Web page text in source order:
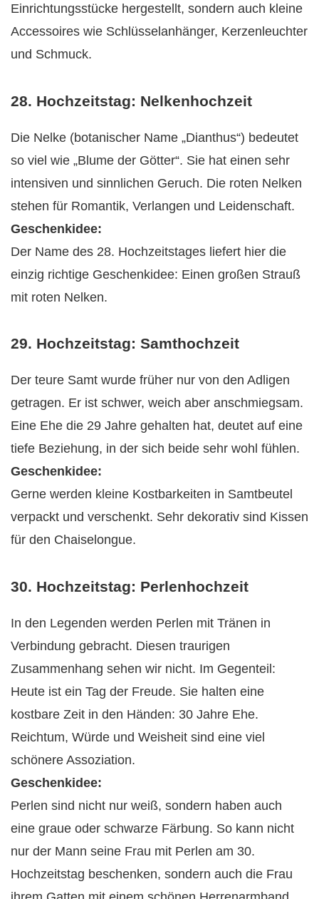
Einrichtungsstücke hergestellt, sondern auch kleine
Accessoires wie Schlüsselanhänger, Kerzenleuchter
und Schmuck.
28. Hochzeitstag: Nelkenhochzeit
Die Nelke (botanischer Name „Dianthus“) bedeutet
so viel wie „Blume der Götter“. Sie hat einen sehr
intensiven und sinnlichen Geruch. Die roten Nelken
stehen für Romantik, Verlangen und Leidenschaft.
Geschenkidee:
Der Name des 28. Hochzeitstages liefert hier die
einzig richtige Geschenkidee: Einen großen Strauß
mit roten Nelken.
29. Hochzeitstag: Samthochzeit
Der teure Samt wurde früher nur von den Adligen
getragen. Er ist schwer, weich aber anschmiegsam.
Eine Ehe die 29 Jahre gehalten hat, deutet auf eine
tiefe Beziehung, in der sich beide sehr wohl fühlen.
Geschenkidee:
Gerne werden kleine Kostbarkeiten in Samtbeutel
verpackt und verschenkt. Sehr dekorativ sind Kissen
für den Chaiselongue.
30. Hochzeitstag: Perlenhochzeit
In den Legenden werden Perlen mit Tränen in
Verbindung gebracht. Diesen traurigen
Zusammenhang sehen wir nicht. Im Gegenteil:
Heute ist ein Tag der Freude. Sie halten eine
kostbare Zeit in den Händen: 30 Jahre Ehe.
Reichtum, Würde und Weisheit sind eine viel
schönere Assoziation.
Geschenkidee:
Perlen sind nicht nur weiß, sondern haben auch
eine graue oder schwarze Färbung. So kann nicht
nur der Mann seine Frau mit Perlen am 30.
Hochzeitstag beschenken, sondern auch die Frau